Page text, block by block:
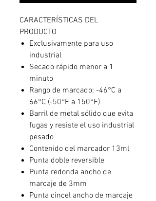
CARACTERÍSTICAS DEL
PRODUCTO
Exclusivamente para uso
industrial
Secado rápido menor a 1
minuto
Rango de marcado: -46°C a
66°C (-50°F a 150°F)
Barril de metal sólido que evita
fugas y resiste el uso industrial
pesado
Contenido del marcador 13ml
Punta doble reversible
Punta redonda ancho de
marcaje de 3mm
Punta cincel ancho de marcaje